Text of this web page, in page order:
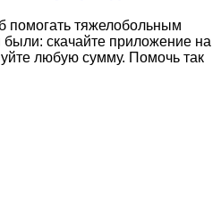
помогать тяжелобольным
скачайте приложение на
любую сумму. Помочь так